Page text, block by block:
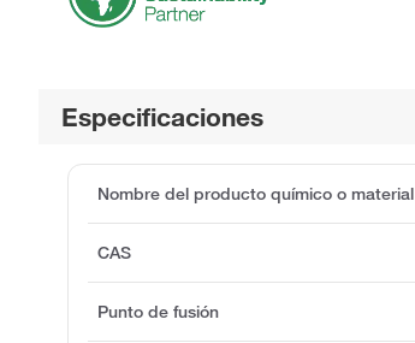
Especificaciones
Nombre del producto químico o material
CAS
Punto de fusión